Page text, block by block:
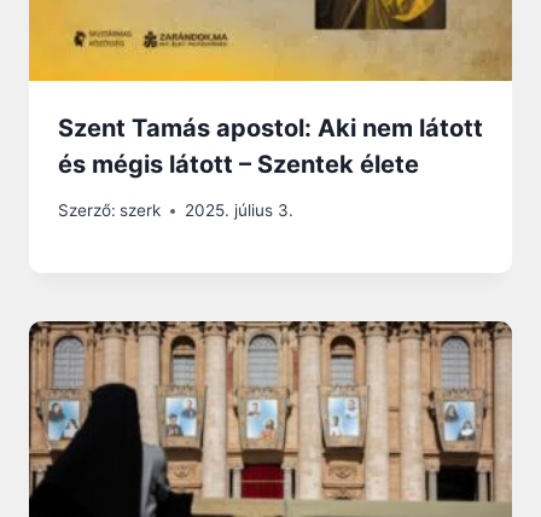
Szent Tamás apostol: Aki nem látott
és mégis látott – Szentek élete
Szerző: szerk 2025. július 3.